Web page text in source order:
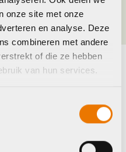
onze site met onze
en analyse. Deze
combineren met andere
of die ze hebben
van hun services.